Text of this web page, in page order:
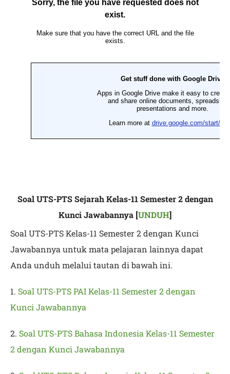
Soal UTS-PTS Sejarah Kelas-11 Semester 2 dengan
Kunci Jawabannya [UNDUH]
Soal UTS-PTS Kelas-11 Semester 2 dengan Kunci
Jawabannya untuk mata pelajaran lainnya dapat
Anda unduh melalui tautan di bawah ini.
1. Soal UTS-PTS PAI Kelas-11 Semester 2 dengan
Kunci Jawabannya
2. Soal UTS-PTS Bahasa Indonesia Kelas-11 Semester
2 dengan Kunci Jawabannya